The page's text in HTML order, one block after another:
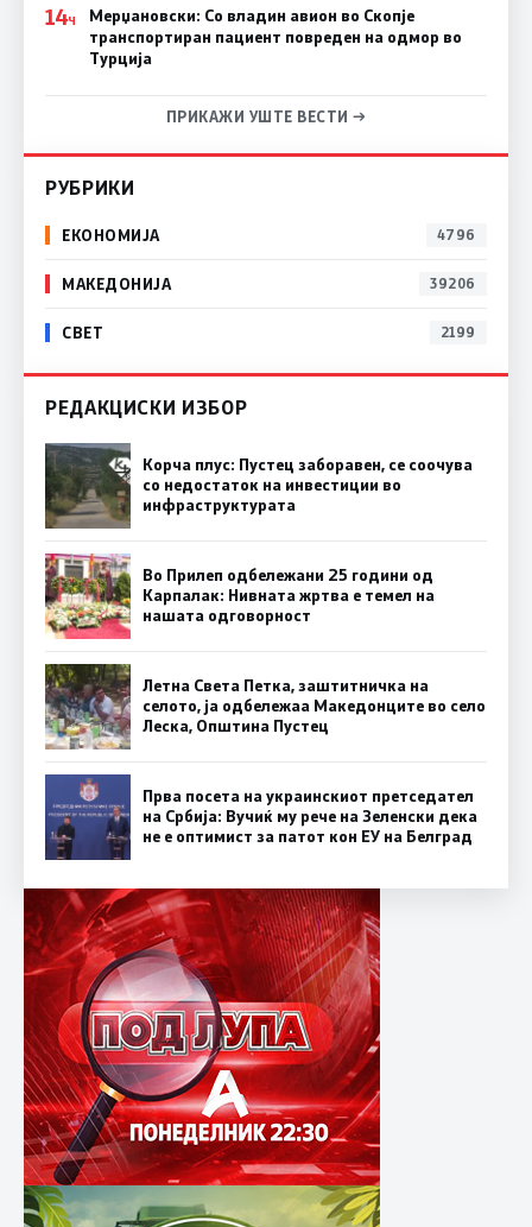
14Ч
Мерџановски: Со владин авион во Скопје
транспортиран пациент повреден на одмор во
Турција
ПРИКАЖИ УШТЕ ВЕСТИ →
РУБРИКИ
ЕКОНОМИЈА 4796
МАКЕДОНИЈА 39206
СВЕТ 2199
РЕДАКЦИСКИ ИЗБОР
Корча плус: Пустец заборавен, се соочува
со недостаток на инвестиции во
инфраструктурата
Во Прилеп одбележани 25 години од
Карпалак: Нивната жртва е темел на
нашата одговорност
Летна Света Петка, заштитничка на
селото, ја одбележаа Македонците во село
Леска, Општина Пустец
Прва посета на украинскиот претседател
на Србија: Вучиќ му рече на Зеленски дека
не е оптимист за патот кон ЕУ на Белград